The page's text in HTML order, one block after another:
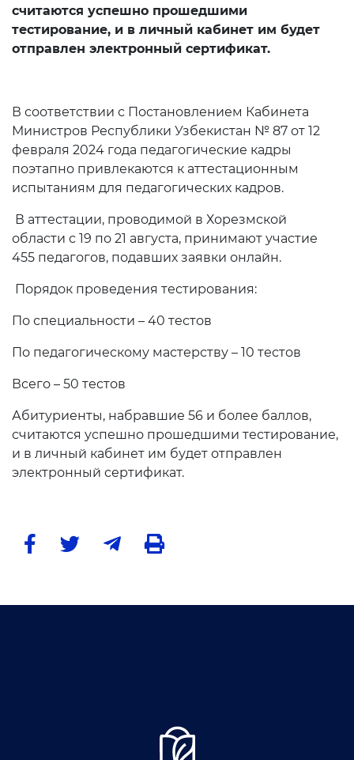
Интерактивные услуги
Электронный дневник
Электронный аттестат
Электронная библиотека
Единая электронная
Повышение
квалификации
Информационная служба
Пресс релизы
Доклады
Галерея
Пресс конференции
Объявления
считаются успешно прошедшими
тестирование, и в личный кабинет им будет
отправлен электронный сертификат.
В соответствии с Постановлением Кабинета
Министров Республики Узбекистан № 87 от 12
февраля 2024 года педагогические кадры
поэтапно привлекаются к аттестационным
испытаниям для педагогических кадров.
В аттестации, проводимой в Хорезмской
области с 19 по 21 августа, принимают участие
455 педагогов, подавших заявки онлайн.
Порядок проведения тестирования:
По специальности – 40 тестов
По педагогическому мастерству – 10 тестов
Всего – 50 тестов
Абитуриенты, набравшие 56 и более баллов,
считаются успешно прошедшими тестирование,
и в личный кабинет им будет отправлен
электронный сертификат.